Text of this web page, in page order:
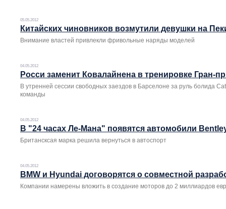
05.05.2012
Китайских чиновников возмутили девушки на
Внимание властей привлекли фривольные наряды моделей
04.05.2012
Росси заменит Ковалайнена в тренировке Гран-
В утренней сессии свободных заездов в Барселоне за руль болида
команды
04.05.2012
В "24 часах Ле-Мана" появятся автомобили
Британсксая марка решила вернуться в автоспорт
04.05.2012
BMW и Hyundai договорятся о совместной
Компании намерены вложить в создание моторов до 2 миллиардов